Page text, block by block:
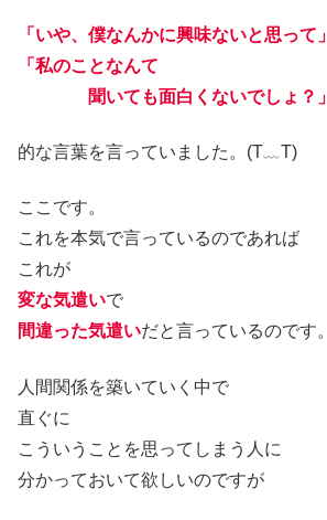
「いや、僕なんかに興味ないと思って」
「私のことなんて
聞いても面白くないでしょ？」
的な言葉を言っていました。(T﹏T)
ここです。
これを本気で言っているのであれば
これが
変な気遣いで
間違った気遣いだと言っているのです。
人間関係を築いていく中で
直ぐに
こういうことを思ってしまう人に
分かっておいて欲しいのですが